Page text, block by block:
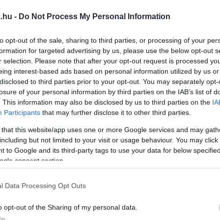
- Do Not Process My Personal Information
opt-out of the sale, sharing to third parties, or processing of your
for targeted advertising by us, please use the below opt-out
selection. Please note that after your opt-out request is processed
interest-based ads based on personal information utilized by us
to third parties prior to your opt-out. You may separately
of your personal information by third parties on the IAB’s list of
This information may also be disclosed by us to third parties on the
Participants that may further disclose it to other third parties.
that this website/app uses one or more Google services and may
but not limited to your visit or usage behaviour. You may
to Google and its third-party tags to use your data for below
consent section.
Data Processing Opt Outs
opt-out of the Sharing of my personal data.
EGYRE KEVESEBBEN VÁLLALNAK
legfrissebb adatai szerint.
AZ ELLENZÉKI KÉPVISELŐNŐK A
javaslatot nyújtanak be annak érdekében, hogy
a devizahitelesek helyzetének rendezéséig.
MAGYAR BŰNÖZŐKRE CSAPOTT LE A